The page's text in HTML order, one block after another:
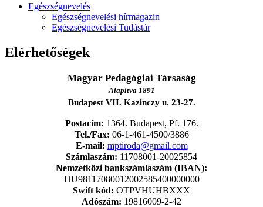
Egészségnevelés
Egészségnevelési hírmagazin
Egészségnevelési Tudástár
Elérhetőségek
Magyar Pedagógiai Társaság
Alapítva 1891
Budapest VII. Kazinczy u. 23-27.
Postacím: 1364. Budapest, Pf. 176.
Tel./Fax: 06-1-461-4500/3886
E-mail: mptiroda@gmail.com
Számlaszám: 11708001-20025854
Nemzetközi bankszámlaszám (IBAN):
HU98117080012002585400000000
Swift kód: OTPVHUHBXXX
Adószám: 19816009-2-42